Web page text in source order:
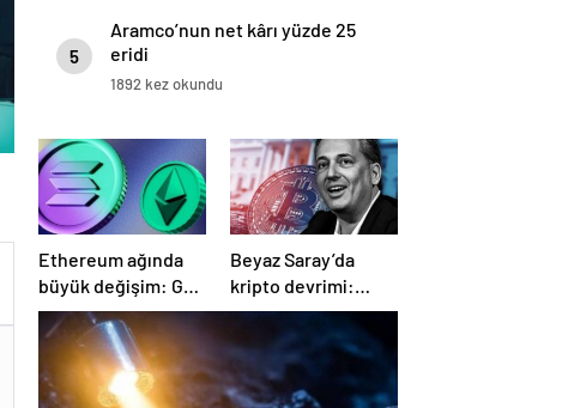
5
Aramco’nun net kârı yüzde 25
eridi
1892 kez okundu
Ethereum ağında
büyük değişim: Gas
Limiti yükseldi,
işlem ücretleri
düşebilir mi?
Beyaz Saray’da
kripto devrimi:
Bitcoin rezervi
gerçek olabilir mi?